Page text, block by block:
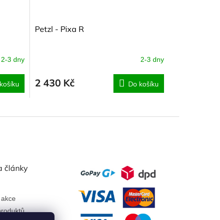
2-3 dny
Petzl - Pixa R
2-3 dny
2 430 Kč Do košíku
články